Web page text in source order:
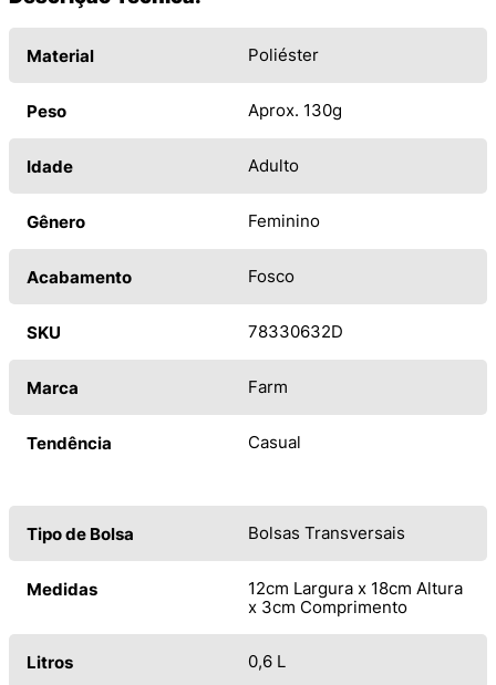
Material Poliéster
Peso Aprox. 130g
Idade Adulto
Gênero Feminino
Acabamento Fosco
SKU 78330632D
Marca Farm
Tendência Casual
Tipo de Bolsa Bolsas Transversais
Medidas
12cm Largura x 18cm Altura
x 3cm Comprimento
Litros 0,6 L